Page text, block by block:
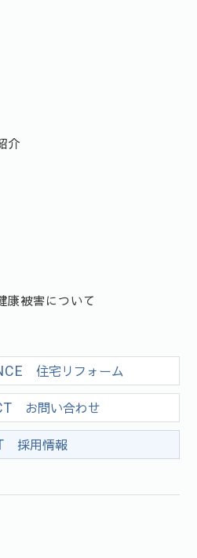
介
康被害について
住宅リフォーム
お問い合わせ
採用情報